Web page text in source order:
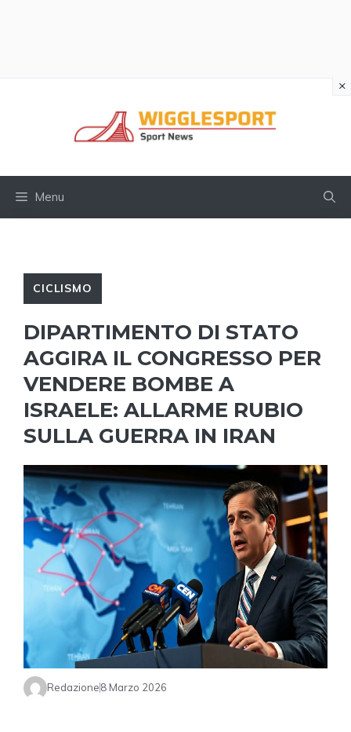
Menu
CICLISMO
DIPARTIMENTO DI STATO
AGGIRA IL CONGRESSO PER
VENDERE BOMBE A
ISRAELE: ALLARME RUBIO
SULLA GUERRA IN IRAN
Redazione8 Marzo 2026
×